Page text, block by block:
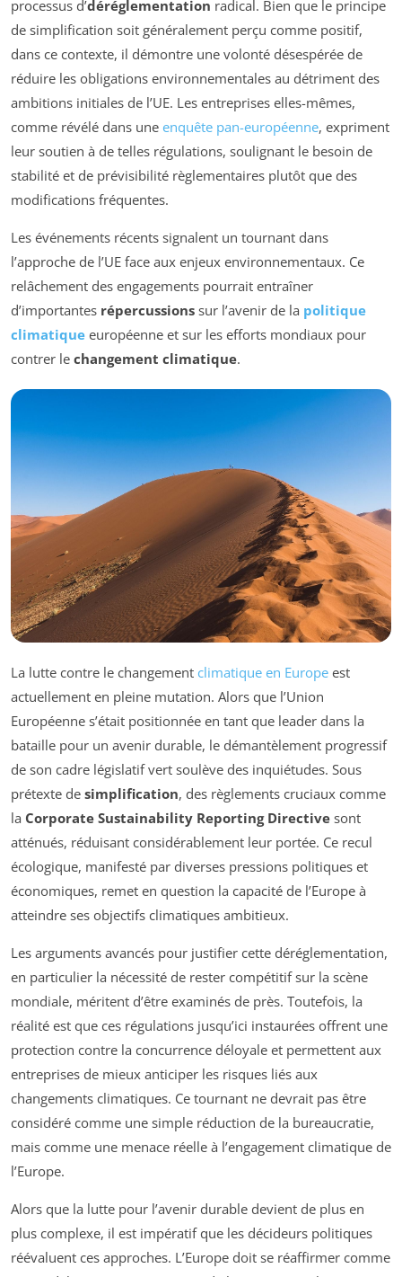
processus d’déréglementation radical. Bien que le principe
de simplification soit généralement perçu comme positif,
dans ce contexte, il démontre une volonté désespérée de
réduire les obligations environnementales au détriment des
ambitions initiales de l’UE. Les entreprises elles-mêmes,
comme révélé dans une enquête pan-européenne, expriment
leur soutien à de telles régulations, soulignant le besoin de
stabilité et de prévisibilité règlementaires plutôt que des
modifications fréquentes.
Les événements récents signalent un tournant dans
l’approche de l’UE face aux enjeux environnementaux. Ce
relâchement des engagements pourrait entraîner
d’importantes répercussions sur l’avenir de la politique
climatique européenne et sur les efforts mondiaux pour
contrer le changement climatique.
La lutte contre le changement climatique en Europe est
actuellement en pleine mutation. Alors que l’Union
Européenne s’était positionnée en tant que leader dans la
bataille pour un avenir durable, le démantèlement progressif
de son cadre législatif vert soulève des inquiétudes. Sous
prétexte de simplification, des règlements cruciaux comme
la Corporate Sustainability Reporting Directive sont
atténués, réduisant considérablement leur portée. Ce recul
écologique, manifesté par diverses pressions politiques et
économiques, remet en question la capacité de l’Europe à
atteindre ses objectifs climatiques ambitieux.
Les arguments avancés pour justifier cette déréglementation,
en particulier la nécessité de rester compétitif sur la scène
mondiale, méritent d’être examinés de près. Toutefois, la
réalité est que ces régulations jusqu’ici instaurées offrent une
protection contre la concurrence déloyale et permettent aux
entreprises de mieux anticiper les risques liés aux
changements climatiques. Ce tournant ne devrait pas être
considéré comme une simple réduction de la bureaucratie,
mais comme une menace réelle à l’engagement climatique de
l’Europe.
Alors que la lutte pour l’avenir durable devient de plus en
plus complexe, il est impératif que les décideurs politiques
réévaluent ces approches. L’Europe doit se réaffirmer comme